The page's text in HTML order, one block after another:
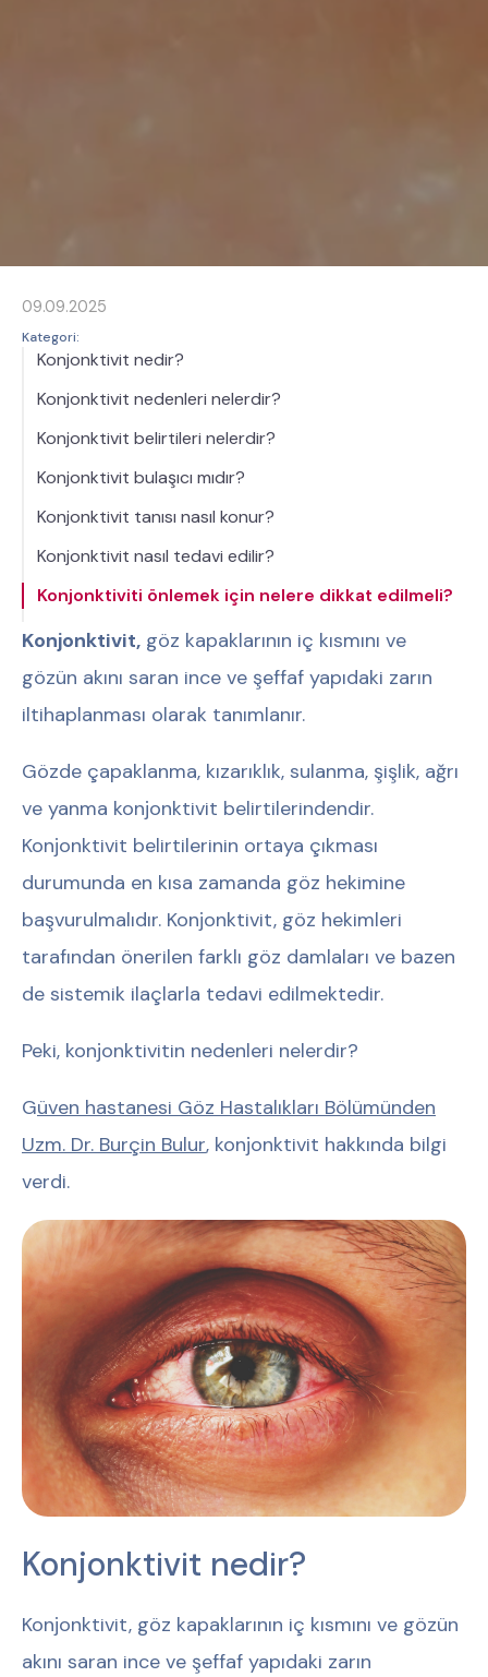
09.09.2025
Kategori:
Konjonktivit nedir?
Konjonktivit nedenleri nelerdir?
Konjonktivit belirtileri nelerdir?
Konjonktivit bulaşıcı mıdır?
Konjonktivit tanısı nasıl konur?
Konjonktivit nasıl tedavi edilir?
Konjonktiviti önlemek için nelere dikkat edilmeli?
Konjonktivit, göz kapaklarının iç kısmını ve
gözün akını saran ince ve şeffaf yapıdaki zarın
iltihaplanması olarak tanımlanır.
Gözde çapaklanma, kızarıklık, sulanma, şişlik, ağrı
ve yanma konjonktivit belirtilerindendir.
Konjonktivit belirtilerinin ortaya çıkması
durumunda en kısa zamanda göz hekimine
başvurulmalıdır. Konjonktivit, göz hekimleri
tarafından önerilen farklı göz damlaları ve bazen
de sistemik ilaçlarla tedavi edilmektedir.
Peki, konjonktivitin nedenleri nelerdir?
Güven hastanesi Göz Hastalıkları Bölümünden
Uzm. Dr. Burçin Bulur, konjonktivit hakkında bilgi
verdi.
Konjonktivit nedir?
Konjonktivit, göz kapaklarının iç kısmını ve gözün
akını saran ince ve şeffaf yapıdaki zarın